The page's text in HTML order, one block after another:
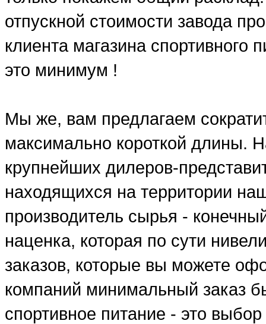
отпускной стоимости завода
клиента магазина спортивного
это минимум !
Мы же, вам предлагаем
максимально короткой длины.
крупнейших дилеров-
находящихся на территории
производитель сырья -
наценка, которая по сути
заказов, которые вы можете
компаний минимальный заказ
спортивное питание - это